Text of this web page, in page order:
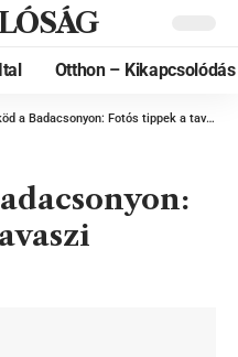
Otthon – Kikapcsolódás
a Badacsonyon: Fotós tippek a tavaszi szőlőben